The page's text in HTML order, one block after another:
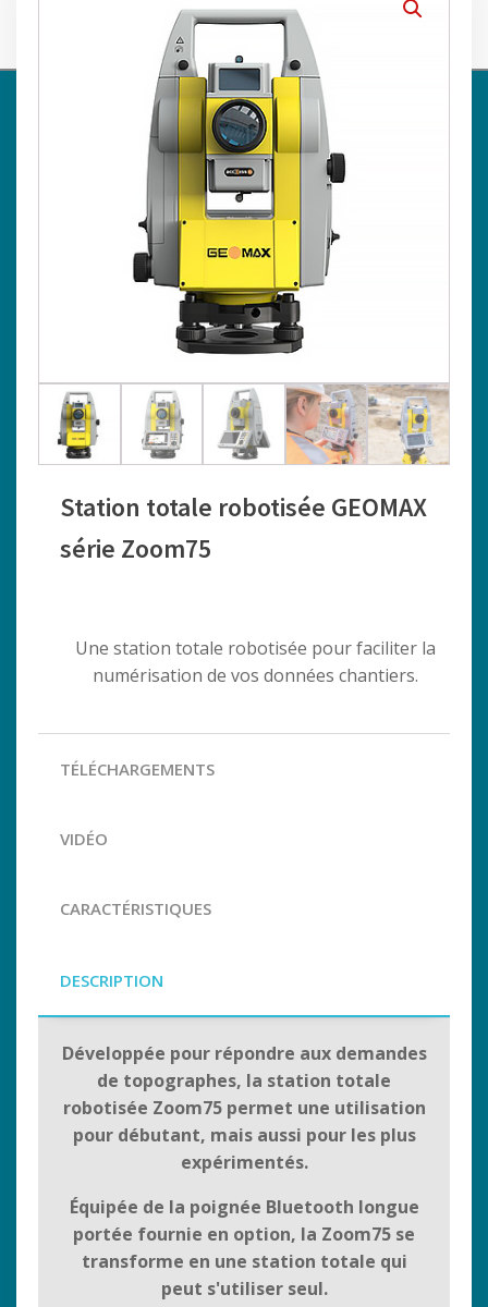
STATIONS ROBOTISÉES
BOUTIQUE›TOPOGRAPHIE
STATIONS ROBOTISÉES
Station totale
robotisée GEOMAX série Zoom75
Station totale robotisée GEOMAX
série Zoom75
Une station totale robotisée pour faciliter la
numérisation de vos données chantiers.
DESCRIPTION
TÉLÉCHARGEMENTS
VIDÉO
CARACTÉRISTIQUES
Développée pour répondre aux demandes
de topographes, la station totale
robotisée Zoom75 permet une utilisation
pour débutant, mais aussi pour les plus
expérimentés.
Équipée de la poignée Bluetooth longue
portée fournie en option, la Zoom75 se
transforme en une station totale qui
peut s'utiliser seul.